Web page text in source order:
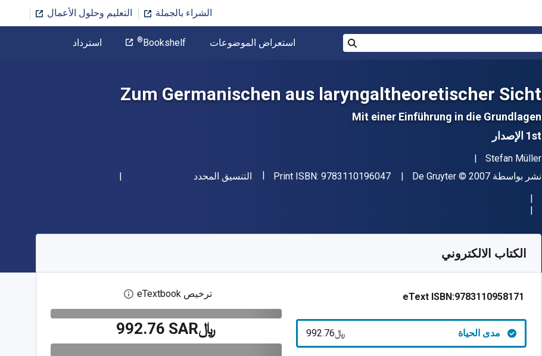
الشراء بالجملة التعليم وحلول الأعمال
البحث في المتجر برقم ISBN، أو العنوان أو المؤلفاستعراض الموضوعات Bookshelf
® استرداد
Zum Germanischen aus laryngaltheoretischer Sicht
Mit einer Einführung in die Grundlagen
1st الإصدار
المؤلف (المؤلفون)
Stefan Müller
الناشر
نشر بواسطة De Gruyter
حقوق الطبع والنشر © 2007
Print ISBN: 9783110196047 شكل
التنسيق المحدد
9783110958171
الكتاب الالكتروني
eText ISBN:9783110958171
مدى الحياة ﷼‎992.76
ترخيص eTextbook افتح مربع حوار الترخيص
﷼‎992.76 SAR